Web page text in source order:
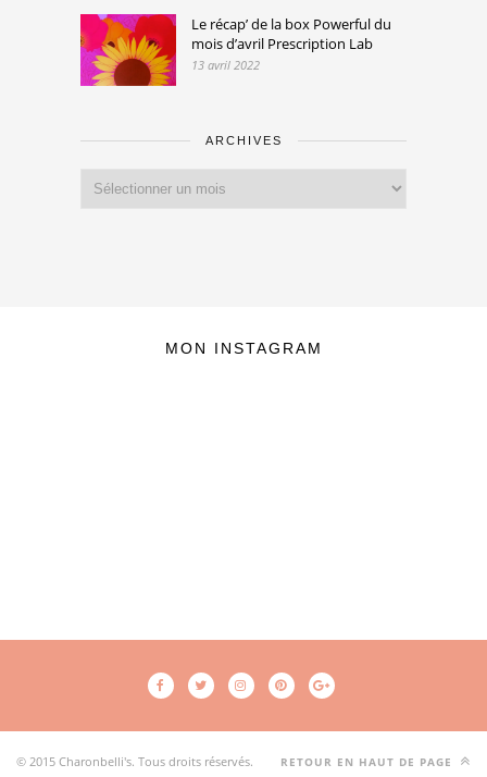
Le récap’ de la box Powerful du
mois d’avril Prescription Lab
13 avril 2022
ARCHIVES
MON INSTAGRAM
© 2015 Charonbelli's. Tous droits réservés. RETOUR EN HAUT DE PAGE